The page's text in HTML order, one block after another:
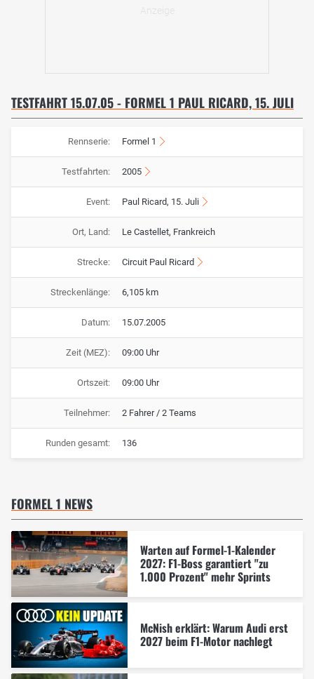
TESTFAHRT 15.07.05 - FORMEL 1 PAUL RICARD, 15. JULI
Rennserie: Formel 1
Testfahrten: 2005
Event: Paul Ricard, 15. Juli
Ort, Land: Le Castellet, Frankreich
Strecke: Circuit Paul Ricard
Streckenlänge: 6,105 km
Datum: 15.07.2005
Zeit (MEZ): 09:00 Uhr
Ortszeit: 09:00 Uhr
Teilnehmer: 2 Fahrer / 2 Teams
Runden gesamt: 136
FORMEL 1 NEWS
Warten auf Formel-1-Kalender
2027: F1-Boss garantiert "zu
1.000 Prozent" mehr Sprints
McNish erklärt: Warum Audi erst
2027 beim F1-Motor nachlegt